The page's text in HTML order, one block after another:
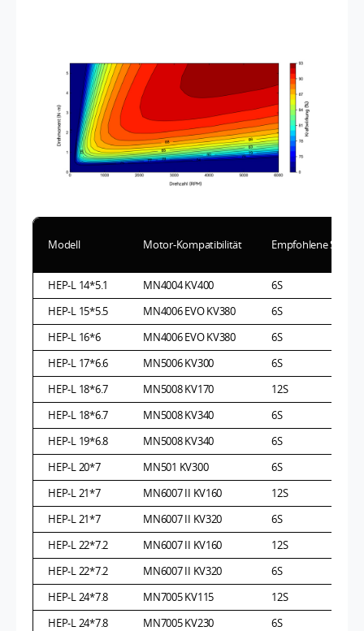
Modell Motor-Kompatibilität Empfohlene
HEP-L 14*5.1 MN4004 KV400
6S
HEP-L 15*5.5
MN4006 EVO KV380
6S
HEP-L 16*6
MN4006 EVO KV380
6S
HEP-L 17*6.6
MN5006 KV300
6S
HEP-L 18*6.7
MN5008 KV170
12S
HEP-L 18*6.7
MN5008 KV340
6S
HEP-L 19*6.8
MN5008 KV340
6S
HEP-L 20*7
MN501 KV300
6S
HEP-L 21*7
MN6007 II KV160
12S
HEP-L 21*7
MN6007 II KV320
6S
HEP-L 22*7.2
MN6007 II KV160
12S
HEP-L 22*7.2
MN6007 II KV320
6S
HEP-L 24*7.8
MN7005 KV115
12S
HEP-L 24*7.8
MN7005 KV230
6S